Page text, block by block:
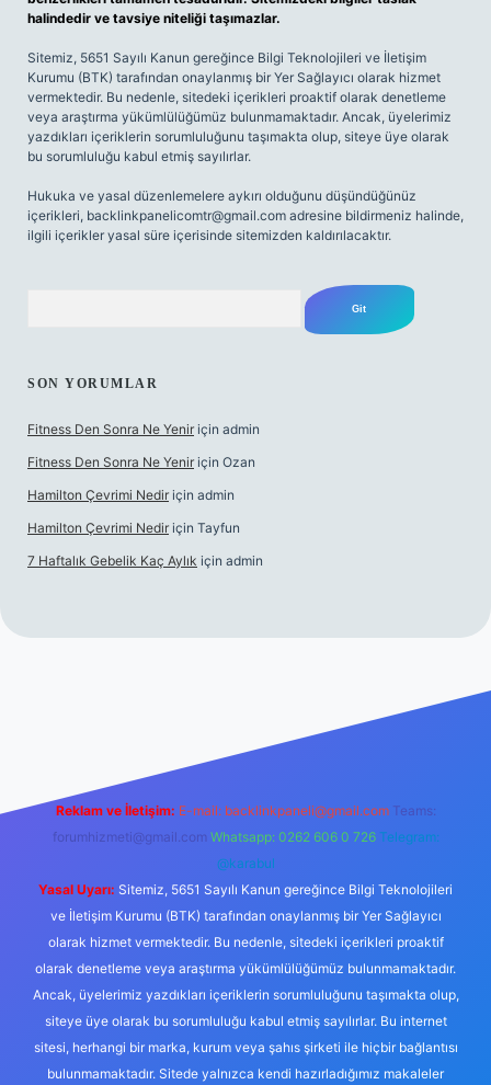
halindedir ve tavsiye niteliği taşımazlar.
Sitemiz, 5651 Sayılı Kanun gereğince Bilgi Teknolojileri ve İletişim
Kurumu (BTK) tarafından onaylanmış bir Yer Sağlayıcı olarak hizmet
vermektedir. Bu nedenle, sitedeki içerikleri proaktif olarak denetleme
veya araştırma yükümlülüğümüz bulunmamaktadır. Ancak, üyelerimiz
yazdıkları içeriklerin sorumluluğunu taşımakta olup, siteye üye olarak
bu sorumluluğu kabul etmiş sayılırlar.
Hukuka ve yasal düzenlemelere aykırı olduğunu düşündüğünüz
içerikleri, backlinkpanelicomtr@gmail.com adresine bildirmeniz halinde,
ilgili içerikler yasal süre içerisinde sitemizden kaldırılacaktır.
SON YORUMLAR
Fitness Den Sonra Ne Yenir için admin
Fitness Den Sonra Ne Yenir için Ozan
Hamilton Çevrimi Nedir için admin
Hamilton Çevrimi Nedir için Tayfun
7 Haftalık Gebelik Kaç Aylık için admin
Reklam ve İletişim: E-mail: backlinkpaneli@gmail.com Teams:
forumhizmeti@gmail.com Whatsapp: 0262 606 0 726 Telegram:
@karabul
Yasal Uyarı: Sitemiz, 5651 Sayılı Kanun gereğince Bilgi Teknolojileri
ve İletişim Kurumu (BTK) tarafından onaylanmış bir Yer Sağlayıcı
olarak hizmet vermektedir. Bu nedenle, sitedeki içerikleri proaktif
olarak denetleme veya araştırma yükümlülüğümüz bulunmamaktadır.
Ancak, üyelerimiz yazdıkları içeriklerin sorumluluğunu taşımakta olup,
siteye üye olarak bu sorumluluğu kabul etmiş sayılırlar. Bu internet
sitesi, herhangi bir marka, kurum veya şahıs şirketi ile hiçbir bağlantısı
bulunmamaktadır. Sitede yalnızca kendi hazırladığımız makaleler